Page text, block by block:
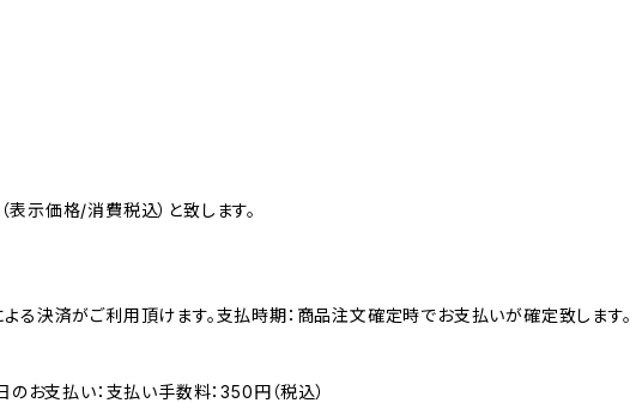
示価格/消費税込）と致します。
よる決済がご利用頂けます。支払時期：商品注文確定時でお支払いが確定致します。
のお支払い：支払い手数料：350円（税込）